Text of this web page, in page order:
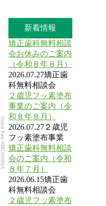
Dental Park HIROSHIMA
新着情報
矯正歯科無料相談
会お休みのご案内
（令和８年８月）
2026.07.27矯正歯
科無料相談会
２歳児フッ素塗布
事業のご案内（令
和８年８月）
2026.07.27２歳児
フッ素塗布事業
矯正歯科無料相談
会のご案内（令和
８年７月）
2026.06.15矯正歯
科無料相談会
２歳児フッ素塗布